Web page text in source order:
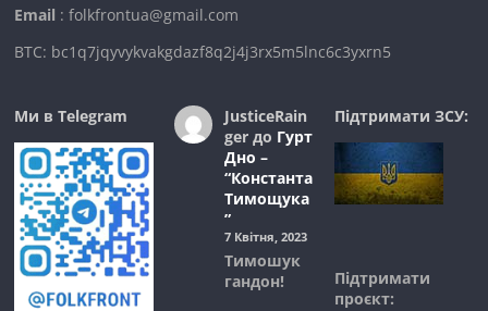
Email : folkfrontua@gmail.com
BTC: bc1q7jqyvykvakgdazf8q2j4j3rx5m5lnc6c3yxrn5
Ми в Telegram
JusticeRain
gerдо Гурт
Дно –
“Константа
Тимощука
”
7 Квітня, 2023
Тимошук
гандон!
Підтримати ЗСУ:
Підтримати
проєкт: